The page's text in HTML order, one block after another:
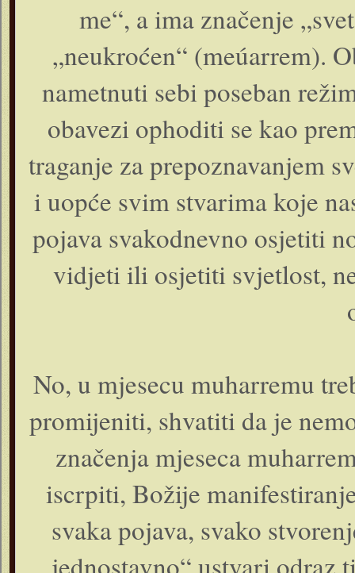
me“, a ima značenje
„neukroćen“ (meúarrem).
nametnuti sebi poseban
obavezi ophoditi se kao
traganje za prepoznavanjem
i uopće svim stvarima koje
pojava svakodnevno osjetiti
vidjeti ili osjetiti svjetlost,
No, u mjesecu muharremu
promijeniti, shvatiti da je
značenja mjeseca
iscrpiti, Božije
svaka pojava, svako
„jednostavno“ ustvari